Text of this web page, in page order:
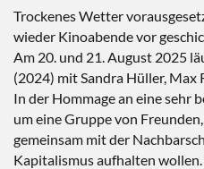
Trockenes Wetter
wieder Kinoabende vor
Am 20. und 21. August 2025
(2024) mit Sandra Hüller, Max
In der Hommage an eine sehr
um eine Gruppe von
gemeinsam mit der
Kapitalismus aufhalten